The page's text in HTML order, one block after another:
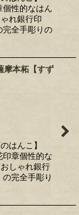
性的なはん
れ銀行印
完全手彫りの
摩本柘【すず
はんこ】
章個性的な
しゃれ銀行
完全手彫り